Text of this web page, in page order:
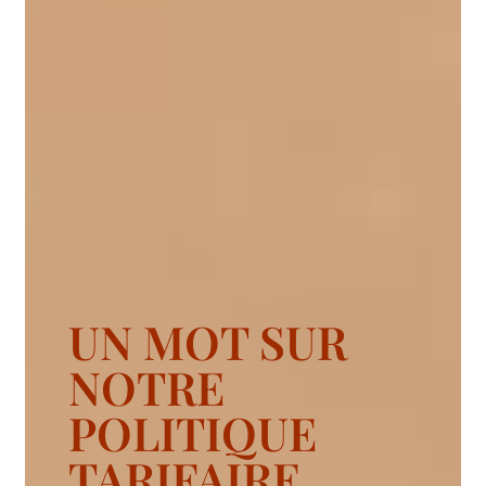
UN MOT SUR
NOTRE
POLITIQUE